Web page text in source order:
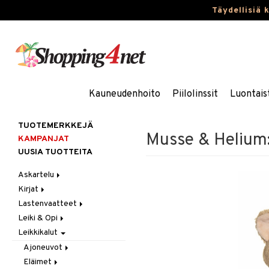
Täydellisiä
Kauneudenhoito Piilolinssit
Musse &
TUOTEMERKKEJÄ
KAMPANJAT
UUSIA TUOTTEITA
Askartelu
Askartelumateriaalit
Askartelusetti
Helmet
Koulutarvikkeet
Muovailuvaha
Piirrä ja maalaa
Kirjat
Askartelukirjat
Maalauskirjat
Päiväkirjat
Lastenvaatteet
Alaosat
Leggingsit
Alusvaatteet & Sukat
Kengät
Mekot
Leiki & Opi
Opetuslelut
Oppimispelit
Soittimet
Leikkikalut
Ajoneuvot
Autoradat
Eläimet